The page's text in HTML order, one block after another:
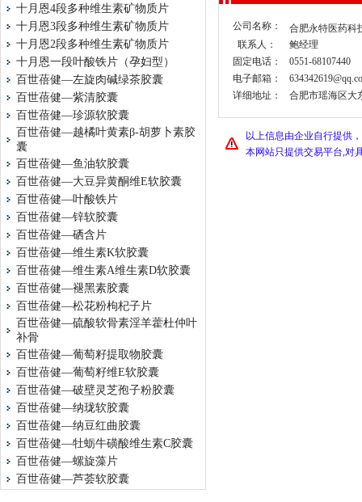
十月恩4段多种维生素矿物质片
十月恩3段多种维生素矿物质片
十月恩2段多种维生素矿物质片
十月恩一段叶酸铁片（孕妇型）
百世蓓健—左旋肉碱绿茶胶囊
百世蓓健—紫清胶囊
百世蓓健—珍源软胶囊
百世蓓健—越橘叶黄素β-胡萝卜素胶
囊
百世蓓健—鱼油软胶囊
百世蓓健—大豆异黄酮维E软胶囊
百世蓓健—叶酸铁片
百世蓓健—锌软胶囊
百世蓓健—硒含片
百世蓓健—维生素K软胶囊
百世蓓健—维生素A维生素D软胶囊
百世蓓健—褪黑素胶囊
百世蓓健—松花粉枸杞子片
百世蓓健—硫酸软骨素淫羊藿杜仲叶
补骨
百世蓓健—葡萄籽提取物胶囊
百世蓓健—葡萄籽维E软胶囊
百世蓓健—破壁灵芝孢子粉胶囊
百世蓓健—纳珑软胶囊
百世蓓健—纳豆红曲胶囊
百世蓓健—牡蛎牛磺酸维生素C胶囊
百世蓓健—螺旋藻片
百世蓓健—芦荟软胶囊
公司名称：
合肥永特医药科
联系人：
鲍经理
固定电话：
0551-68107440
电子邮箱：
详细地址：
合肥市瑶海区大
以上信息由企业自行提供
本网站只提供交易平台,对